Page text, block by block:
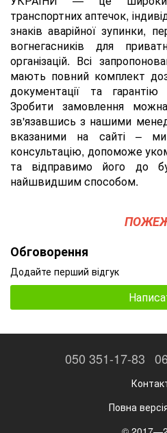
транспортних аптечок,
знаків аварійної зупинки,
вогнегасників для
організацій. Всі
мають повний комплект
документації та
Зробити замовлення
зв'язавшись з нашими
вказаними на сайті –
консультацію, допоможе
та відправимо його до
найшвидшим способом.
Обговорення
Додайте перший відгук
050 351-17-83
Повна